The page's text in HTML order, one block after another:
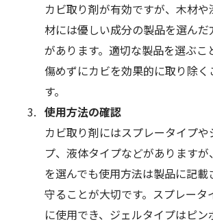
カビ取り剤が有効ですが、木材
材には優しい成分の製品を選んだ
があります。適切な製品を選ぶこ
傷めずにカビを効果的に取り除く
す。
使用方法の確認
カビ取り剤にはスプレータイプや
プ、液体タイプなどがあります
を選んでも使用方法は製品に記載
守ることが大切です。スプレータ
に使用でき、ジェルタイプはピン